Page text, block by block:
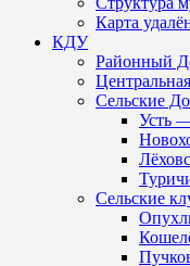
Карта
КДУ
Районный
Сельские
Усть
Сельские